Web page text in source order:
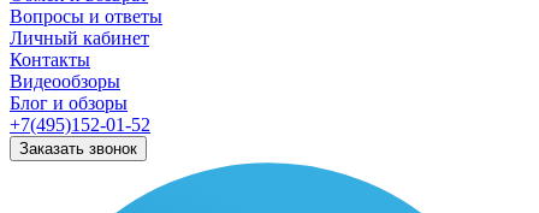
Вопросы и ответы
Личный кабинет
Контакты
Видеообзоры
Блог и обзоры
+7(495)152-01-52
Заказать звонок